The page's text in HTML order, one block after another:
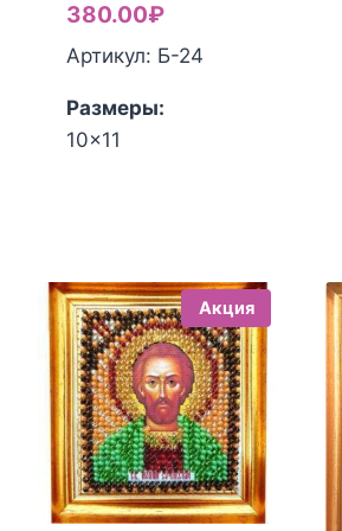
цена
составляла
380.00₽Текущая
цена:
Артикул: Б-24
Размеры:
10x11
Акция